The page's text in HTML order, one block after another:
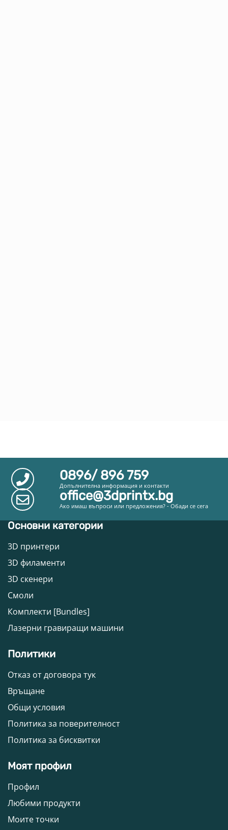
0896/ 896 759
Допълнителна информация и контакти
office@3dprintx.bg
Ако имаш въпроси или предложения? - Обади се сега
Основни категории
3D принтери
3D филаменти
3D скенери
Смоли
Комплекти [Bundles]
Лазерни гравиращи машини
Политики
Отказ от договора тук
Връщане
Общи условия
Политика за поверителност
Политика за бисквитки
Моят профил
Профил
Любими продукти
Моите точки